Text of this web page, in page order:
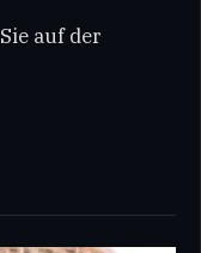
auf der